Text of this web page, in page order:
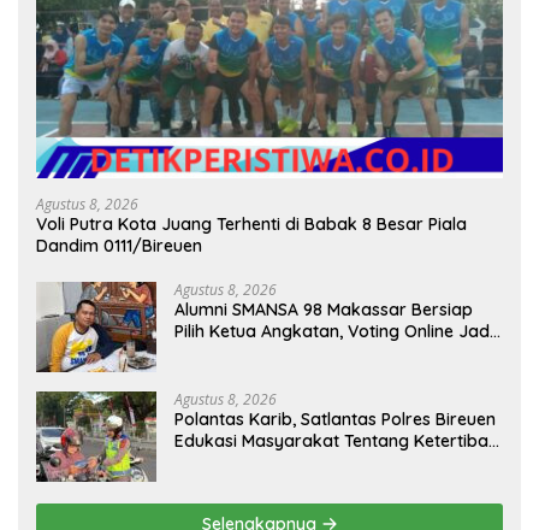
Agustus 8, 2026
Voli Putra Kota Juang Terhenti di Babak 8 Besar Piala
Dandim 0111/Bireuen
Agustus 8, 2026
Alumni SMANSA 98 Makassar Bersiap
Pilih Ketua Angkatan, Voting Online Jadi
Agustus 8, 2026
Polantas Karib, Satlantas Polres Bireuen
Edukasi Masyarakat Tentang Ketertiban
Selengkapnya